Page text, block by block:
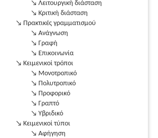
↘ Λειτουργική διάσταση
↘ Κριτική διάσταση
↘ Πρακτικές γραμματισμού
↘ Ανάγνωση
↘ Γραφή
↘ Επικοινωνία
↘ Κειμενικοί τρόποι
↘ Μονοτροπικό
↘ Πολυτροπικό
↘ Προφορικό
↘ Γραπτό
↘ Υβριδικό
↘ Κειμενικοί τύποι
↘ Αφήγηση